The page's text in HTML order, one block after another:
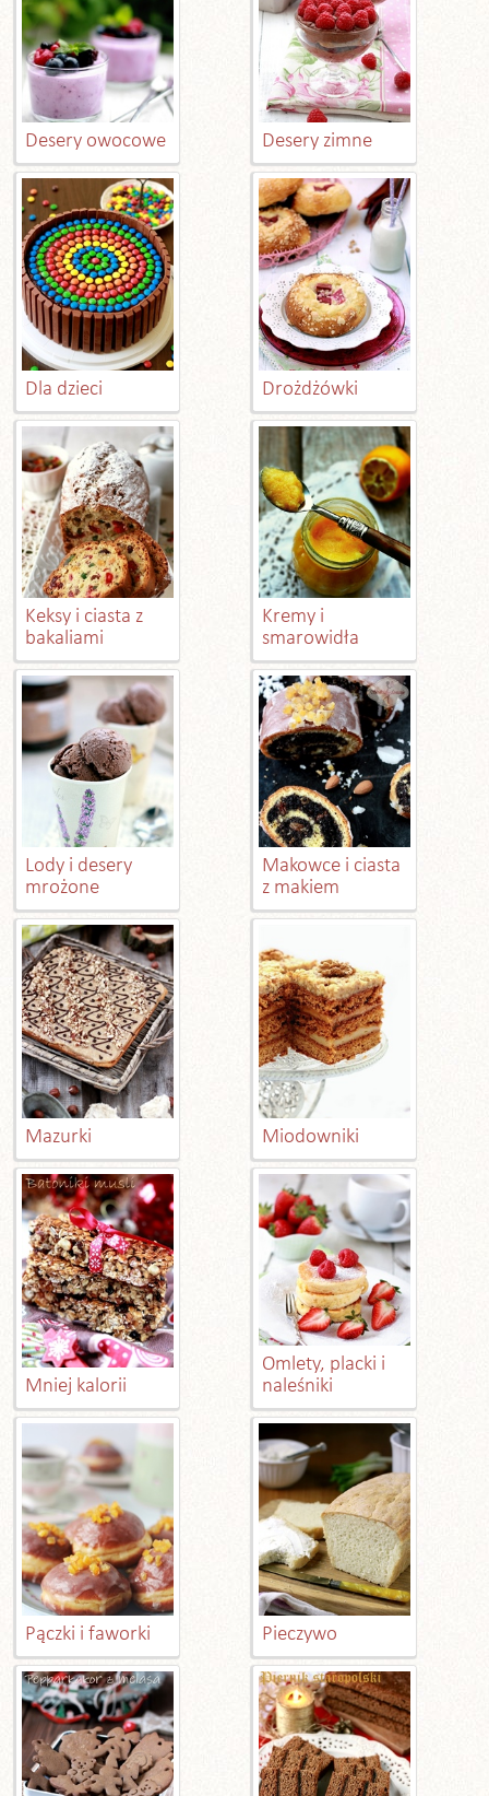
Desery owocowe Desery zimne
Dla dzieci Drożdżówki
Keksy i ciasta z
bakaliami
Kremy i
smarowidła
Lody i desery
mrożone
Makowce i ciasta
z makiem
Mazurki Miodowniki
Mniej kalorii
Omlety, placki i
naleśniki
Pączki i faworki Pieczywo